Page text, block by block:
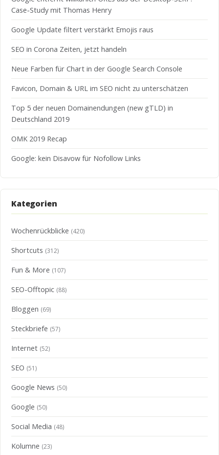
Case-Study mit Thomas Henry
Google Update filtert verstärkt Emojis raus
SEO in Corona Zeiten, jetzt handeln
Neue Farben für Chart in der Google Search Console
Favicon, Domain & URL im SEO nicht zu unterschätzen
Top 5 der neuen Domainendungen (new gTLD) in
Deutschland 2019
OMK 2019 Recap
Google: kein Disavow für Nofollow Links
Kategorien
Wochenrückblicke (420)
Shortcuts (312)
Fun & More (107)
SEO-Offtopic (88)
Bloggen (69)
Steckbriefe (57)
Internet (52)
SEO (51)
Google News (50)
Google (50)
Social Media (48)
Kolumne (23)